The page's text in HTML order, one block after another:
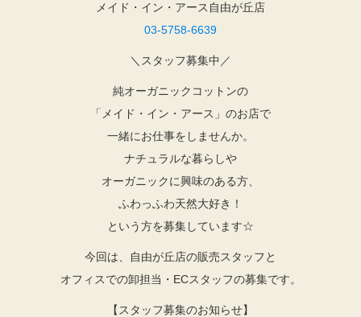
メイド・イン・アース自由が丘店
03-5758-6639
＼スタッフ募集中／
純オーガニックコットンの
「メイド・イン・アース」のお店で
一緒にお仕事をしませんか。
ナチュラルな暮らしや
オーガニックに興味のある方、
ふわっふわ天然大好き！
という方を募集しています☆
今回は、自由が丘店の販売スタッフと
オフィスでの卸担当・ECスタッフの募集です。
【スタッフ募集のお知らせ】